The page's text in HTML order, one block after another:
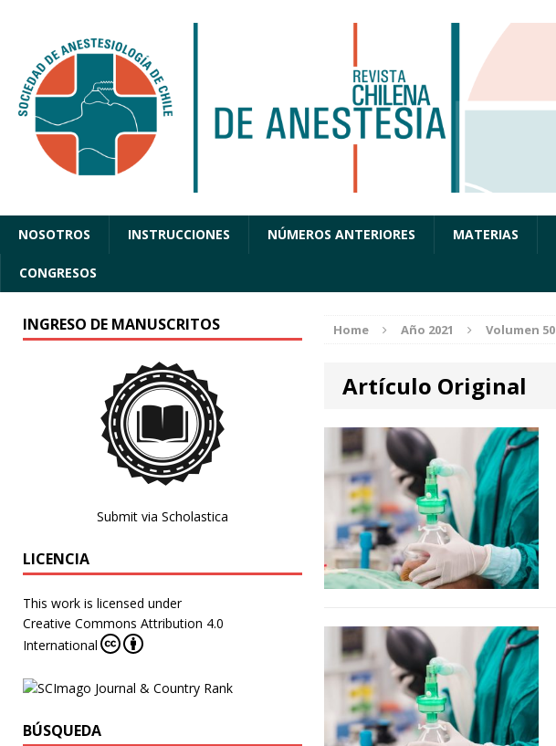
NOSOTROS INSTRUCCIONES NÚMEROS ANTERIORES MATERIAS
CONGRESOS
Home Año 2021 Volumen 50
Artículo Original
INGRESO DE MANUSCRITOS
Submit via Scholastica
LICENCIA
This work is licensed under
Creative Commons Attribution 4.0
International
BÚSQUEDA